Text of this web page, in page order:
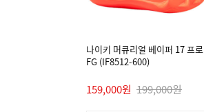
나이키 머큐리얼 베이퍼 17 프로
FG (IF8512-600)
159,000원 199,000원